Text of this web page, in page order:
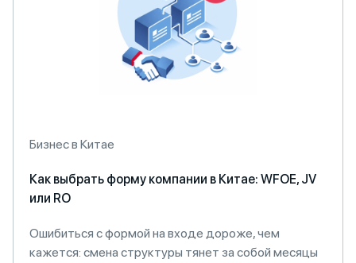
Бизнес в Китае
Как выбрать форму компании в Китае: WFOE, JV
или RO
Ошибиться с формой на входе дороже, чем
кажется: смена структуры тянет за собой месяцы